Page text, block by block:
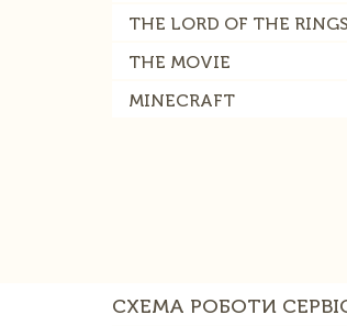
THE LORD OF THE RINGS
THE MOVIE
MINECRAFT
СХЕМА РОБОТИ